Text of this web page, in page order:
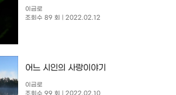
이금로
조회수 89 회
| 2022.02.12
​어느 시인의 사랑이야기
이금로
조회수 99 회
| 2022.02.10